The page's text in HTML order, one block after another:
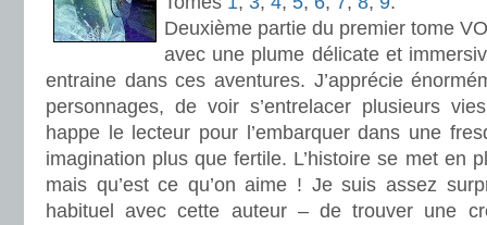
Deuxième partie du premier tome
avec une plume délicate et
entraine dans ces aventures. J’apprécie
personnages, de voir s’entrelacer plusieurs
happe le lecteur pour l’embarquer dans une
imagination plus que fertile. L’histoire se met en
mais qu’est ce qu’on aime ! Je suis assez
habituel avec cette auteur – de trouver une